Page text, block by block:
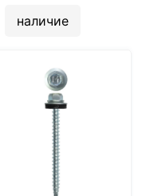
наличие